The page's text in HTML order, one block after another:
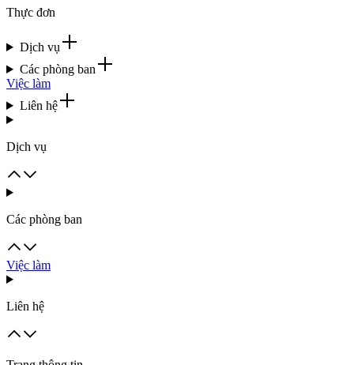
Thực đơn
Dịch vụ
Các phòng ban
Việc làm
Liên hệ
Dịch vụ
Các phòng ban
Việc làm
Liên hệ